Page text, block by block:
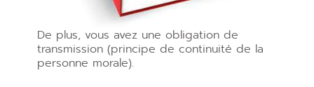
De plus, vous avez une obligation de
transmission (principe de continuité de la
personne morale).